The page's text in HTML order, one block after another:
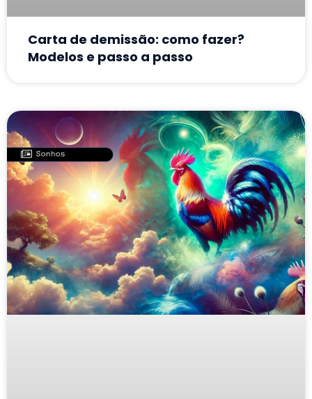
Carta de demissão: como fazer?
Modelos e passo a passo